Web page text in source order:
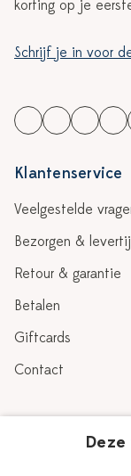
korting op je
Schrijf je in voor
Klantenservice
Veelgestelde
Bezorgen &
Retour & garantie
Betalen
Giftcards
Contact